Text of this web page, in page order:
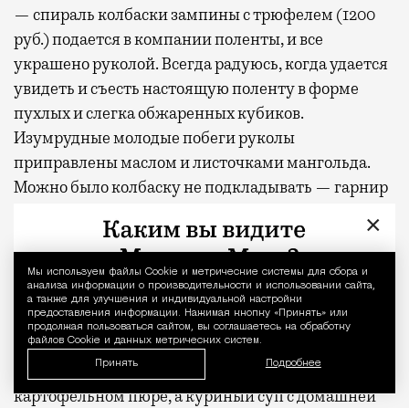
Уведомление
Мы используем файлы Сookie и метрические системы для сбора и
анализа информации о производительности и использовании сайта,
а также для улучшения и индивидуальной настройки
предоставления информации. Нажимая кнопку «Принять» или
продолжая пользоваться сайтом, вы соглашаетесь на обработку
файлов Cookie и данных метрических систем.
Принять Подробнее
— спираль колбаски зампины с трюфелем (1200
руб.) подается в компании поленты, и все
украшено руколой. Всегда радуюсь, когда удается
увидеть и съесть настоящую поленту в форме
пухлых и слегка обжаренных кубиков.
Изумрудные молодые побеги руколы
приправлены маслом и листочками мангольда.
Можно было колбаску не подкладывать — гарнир
— в деревне Семенково у вас есть шанс внезапно
попробовать сицилийское пиво;
— замечательная атмосфера семейного
ресторана, в котором все просто и понятно.
Итальянский поп фоном. Сливочное масло в
картофельном пюре, а куриный суп с домашней
×